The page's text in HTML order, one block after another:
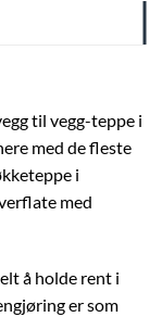
til vegg-teppe i
med de fleste
i
med
å holde rent i
er som